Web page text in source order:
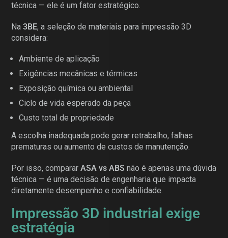
técnica — ele é um fator estratégico.
Na3BE, a seleção de materiais para impressão 3D
considera:
Ambiente de aplicação
Exigências mecânicas e térmicas
Exposição química ou ambiental
Ciclo de vida esperado da peça
Custo total de propriedade
A escolha inadequada pode gerar retrabalho, falhas
prematuras ou aumento de custos de manutenção.
Por isso, compararASA vs ABS não é apenas uma dúvida
técnica — é uma decisão de engenharia que impacta
diretamente desempenho e confiabilidade.
Impressão 3D industrial exige
estratégia